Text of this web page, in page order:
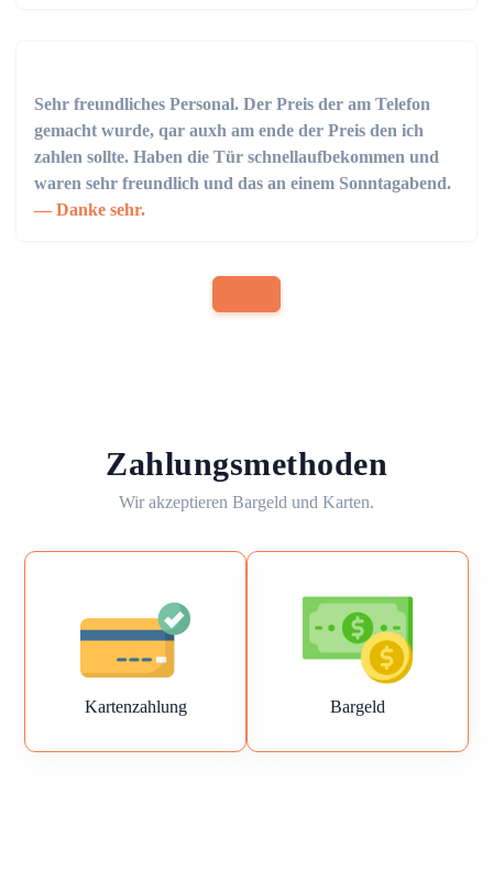
Sehr freundliches Personal. Der Preis der am Telefon
gemacht wurde, qar auxh am ende der Preis den ich
zahlen sollte. Haben die Tür schnellaufbekommen und
waren sehr freundlich und das an einem Sonntagabend.
Danke sehr.
Zahlungsmethoden
Wir akzeptieren Bargeld und Karten.
Kartenzahlung Bargeld